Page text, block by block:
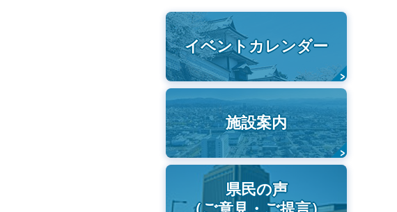
イベントカレンダー
施設案内
県民の声